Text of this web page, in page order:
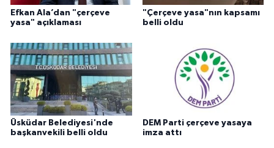
Efkan Ala’dan "çerçeve
yasa" açıklaması
"Çerçeve yasa"nın kapsamı
belli oldu
Üsküdar Belediyesi'nde
başkanvekili belli oldu
DEM Parti çerçeve yasaya
imza attı